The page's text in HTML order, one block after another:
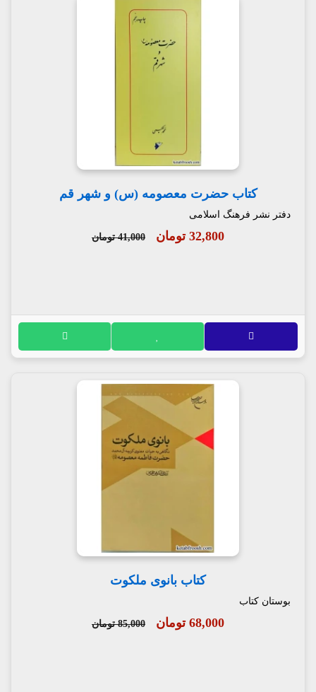
کتاب حضرت معصومه (س) و شهر قم
دفتر نشر فرهنگ اسلامی
32,800 تومان 41,000 تومان
کتاب بانوی ملکوت
بوستان کتاب
68,000 تومان 85,000 تومان